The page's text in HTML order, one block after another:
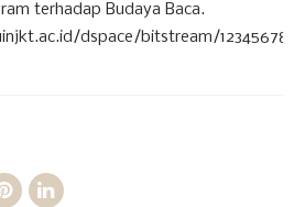
terhadap Budaya Baca.
dspace/bitstream/